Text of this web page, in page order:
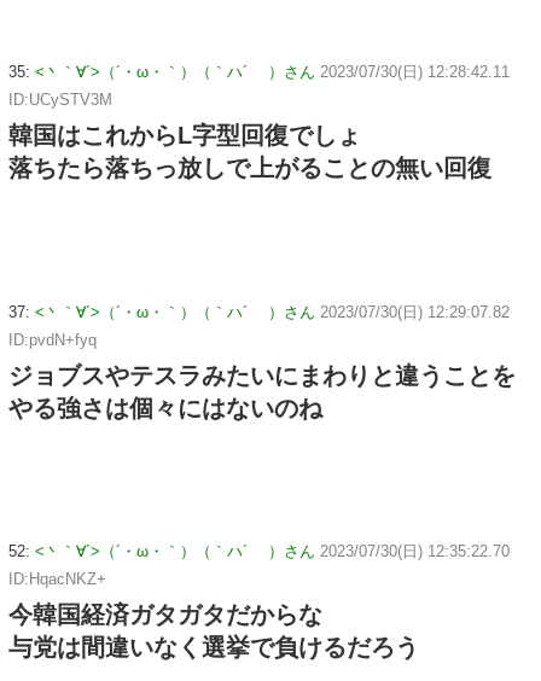
35: <丶｀∀´>（´・ω・｀）（｀ハ´ ）さん 2023/07/30(日) 12:28:42.11
ID:UCySTV3M
韓国はこれからL字型回復でしょ
落ちたら落ちっ放しで上がることの無い回復
37: <丶｀∀´>（´・ω・｀）（｀ハ´ ）さん 2023/07/30(日) 12:29:07.82
ID:pvdN+fyq
ジョブスやテスラみたいにまわりと違うことを
やる強さは個々にはないのね
52: <丶｀∀´>（´・ω・｀）（｀ハ´ ）さん 2023/07/30(日) 12:35:22.70
ID:HqacNKZ+
今韓国経済ガタガタだからな
与党は間違いなく選挙で負けるだろう